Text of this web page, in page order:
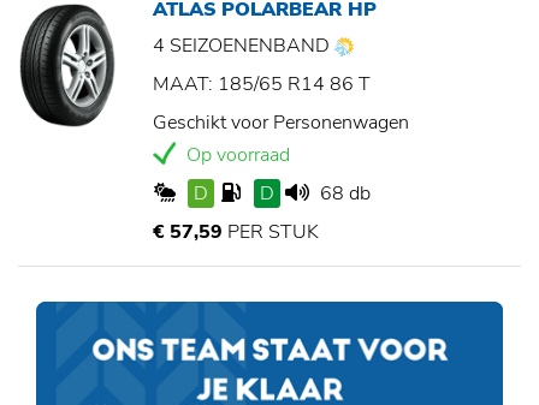
ATLAS POLARBEAR HP
4 SEIZOENENBAND
MAAT: 185/65 R14 86 T
Geschikt voor Personenwagen
Op voorraad
D
D
68 db
€ 57,59 PER STUK